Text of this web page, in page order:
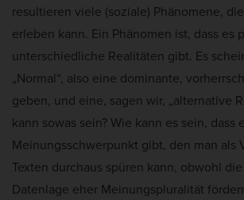
resultieren viele (soziale) Phänomene,
erleben kann. Ein Phänomen ist, dass es
unterschiedliche Realitäten gibt. Es
„Normal“, also eine dominante,
geben, und eine, sagen wir, „alternative
kann sowas sein? Wie kann es sein, dass
Meinungsschwerpunkt gibt, den man als
Texten durchaus spüren kann, obwohl
Datenlage eher Meinungspluralität